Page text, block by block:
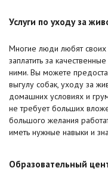
Услуги по уходу за
Многие люди любят своих
заплатить за
ними. Вы можете
выгулу собак, уходу за
домашних условиях и
не требует больших
большого желания
иметь нужные навыки и
Образовательный